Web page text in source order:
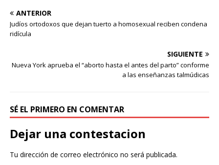
ANTERIOR
Judíos ortodoxos que dejan tuerto a homosexual reciben condena
ridícula
SIGUIENTE
Nueva York aprueba el “aborto hasta el antes del parto” conforme
a las enseñanzas talmúdicas
SÉ EL PRIMERO EN COMENTAR
Dejar una contestacion
Tu dirección de correo electrónico no será publicada.